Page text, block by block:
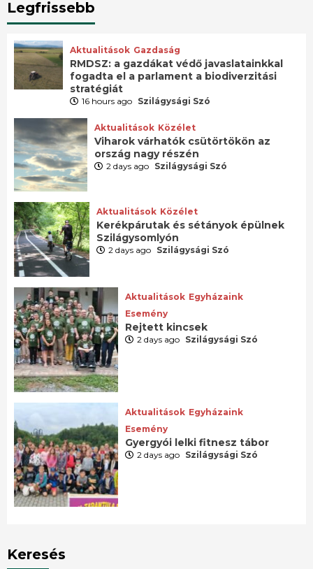
Legfrissebb
Aktualitások Gazdaság
RMDSZ: a gazdákat védő javaslatainkkal
fogadta el a parlament a biodiverzitási
stratégiát
16 hours ago Szilágysági Szó
Aktualitások Közélet
Viharok várhatók csütörtökön az
ország nagy részén
2 days ago Szilágysági Szó
Aktualitások Közélet
Kerékpárutak és sétányok épülnek
Szilágysomlyón
2 days ago Szilágysági Szó
Aktualitások Egyházaink
Esemény
Rejtett kincsek
2 days ago Szilágysági Szó
Aktualitások Egyházaink
Esemény
Gyergyói lelki fitnesz tábor
2 days ago Szilágysági Szó
Keresés